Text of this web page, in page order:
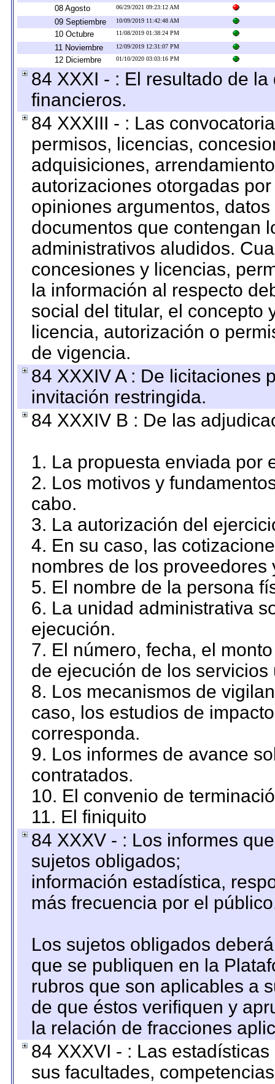
08 Agosto 06/29/2021 09:23:12 AM
09 Septiembre 10/09/2019 11:42:48 AM
10 Octubre 11/08/2019 01:38:24 PM
11 Noviembre 12/09/2019 12:31:07 PM
12 Diciembre 01/10/2020 03:03:16 PM
84 XXXI - : El resultado de
financieros.
84 XXXIII - : Las
permisos, licencias,
adquisiciones,
autorizaciones otorgadas
opiniones argumentos,
documentos que contengan
administrativos aludidos.
concesiones y licencias,
la información al respecto
social del titular, el concepto
licencia, autorización o
de vigencia.
84 XXXIV A : De licitaciones
invitación restringida.
84 XXXIV B : De las
1. La propuesta enviada por
2. Los motivos y
cabo.
3. La autorización del
4. En su caso, las
nombres de los proveedores
5. El nombre de la persona
6. La unidad administrativa
ejecución.
7. El número, fecha, el
de ejecución de los servicios
8. Los mecanismos de
caso, los estudios de
corresponda.
9. Los informes de avance
contratados.
10. El convenio de
11. El finiquito
84 XXXV - : Los informes
sujetos obligados;
información estadística,
más frecuencia por el
Los sujetos obligados
que se publiquen en la
rubros que son aplicables a
de que éstos verifiquen y
la relación de fracciones
84 XXXVI - : Las
sus facultades,